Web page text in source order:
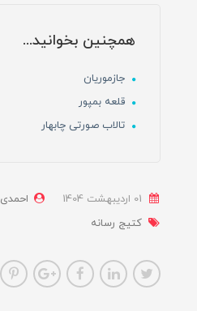
همچنین بخوانید...
جازموریان
قلعه بمپور
تالاب صورتی چابهار
احمدی
کتیج رسانه